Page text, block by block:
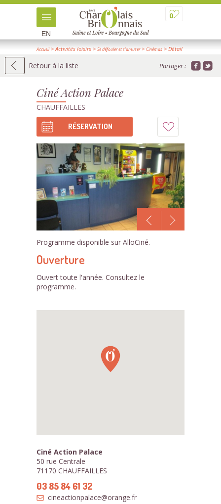
0
EN
Accueil> Activités loisirs > Se défouler et s'amuser> Cinémas > Détail
Retour à la liste Partager :
Ciné Action Palace
CHAUFFAILLES
à
mon
carnet
RÉSERVATION
Programme disponible sur AlloCiné.
Ouverture
Ouvert toute l'année. Consultez le
programme.
Ciné Action Palace
50 rue Centrale
71170 CHAUFFAILLES
03 85 84 61 32
cineactionpalace@orange.fr